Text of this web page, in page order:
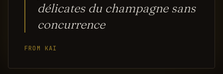
délicates du champagne sans
concurrence
FROM KAI